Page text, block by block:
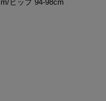
ヒップ 94-98cm